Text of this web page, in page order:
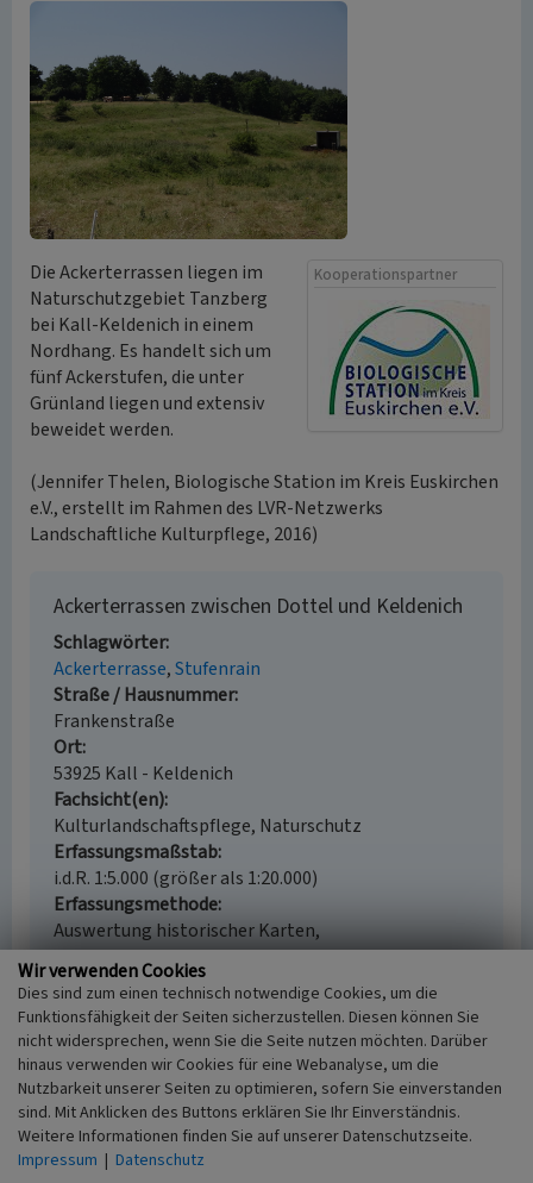
Kooperationspartner
Die Ackerterrassen liegen im
Naturschutzgebiet Tanzberg
bei Kall-Keldenich in einem
Nordhang. Es handelt sich um
fünf Ackerstufen, die unter
Grünland liegen und extensiv
beweidet werden.
(Jennifer Thelen, Biologische Station im Kreis Euskirchen
e.V., erstellt im Rahmen des LVR-Netzwerks
Landschaftliche Kulturpflege, 2016)
Ackerterrassen zwischen Dottel und Keldenich
Schlagwörter
Ackerterrasse Stufenrain
Straße / Hausnummer
Frankenstraße
Ort
53925 Kall - Keldenich
Fachsicht(en)
Kulturlandschaftspflege, Naturschutz
Erfassungsmaßstab
i.d.R. 1:5.000 (größer als 1:20.000)
Erfassungsmethode
Auswertung historischer Karten,
Geländebegehung/-kartierung, Fernerkundung,
mündliche Hinweise Ortsansässiger, Ortskundiger
Empfohlene Zitierweise
Urheberrechtlicher Hinweis
Der hier präsentierte Inhalt steht unter der freien
Wir verwenden Cookies
Dies sind zum einen technisch notwendige Cookies, um die
Funktionsfähigkeit der Seiten sicherzustellen. Diesen können Sie
nicht widersprechen, wenn Sie die Seite nutzen möchten. Darüber
hinaus verwenden wir Cookies für eine Webanalyse, um die
Nutzbarkeit unserer Seiten zu optimieren, sofern Sie einverstanden
sind. Mit Anklicken des Buttons erklären Sie Ihr Einverständnis.
Weitere Informationen finden Sie auf unserer Datenschutzseite.
Impressum | Datenschutz